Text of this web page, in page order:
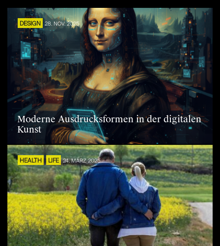
DESIGN 28. NOV. 2025
Moderne Ausdrucksformen in der digitalen
Kunst
HEALTH LIFE 24. MÄRZ 2025